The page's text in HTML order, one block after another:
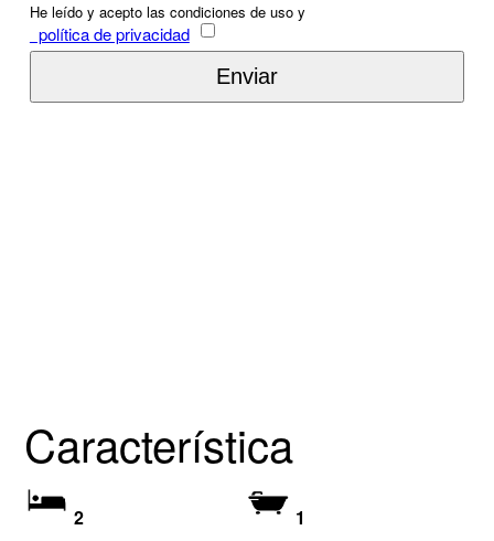
He leído y acepto las condiciones de uso y
política de privacidad
Característica
2 1